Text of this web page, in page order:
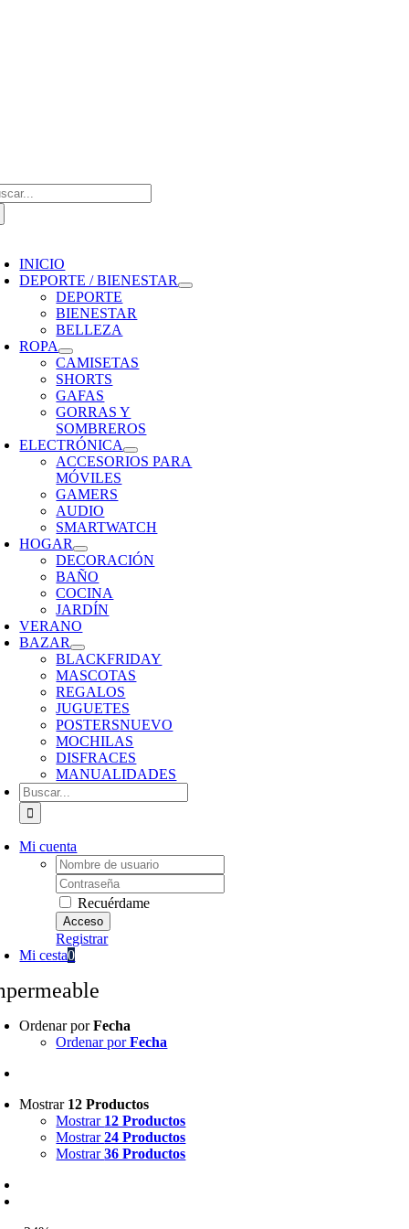
INICIO
DEPORTE / BIENESTAR
DEPORTE
BIENESTAR
BELLEZA
ROPA
CAMISETAS
SHORTS
GAFAS
GORRAS Y
SOMBREROS
ELECTRÓNICA
ACCESORIOS PARA
MÓVILES
GAMERS
AUDIO
SMARTWATCH
HOGAR
DECORACIÓN
BAÑO
COCINA
JARDÍN
VERANO
BAZAR
BLACKFRIDAY
MASCOTAS
REGALOS
JUGUETES
POSTERSNUEVO
MOCHILAS
DISFRACES
MANUALIDADES
Buscar:
Mi cuenta
Username:
Password:
Recuérdame
Registrar
Mi cesta0
Ordenar porFecha
Ordenar porFecha
Mostrar 12 Productos
Mostrar 12 Productos
Mostrar24 Productos
Mostrar36 Productos